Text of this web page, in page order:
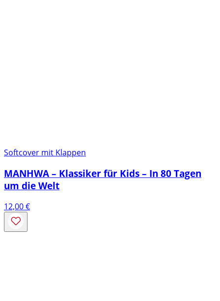
Softcover mit Klappen
MANHWA – Klassiker für Kids – In 80 Tagen
um die Welt
12,00€